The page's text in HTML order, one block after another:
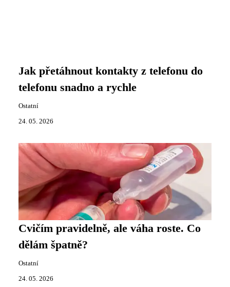
Jak přetáhnout kontakty z telefonu do
telefonu snadno a rychle
Ostatní
24. 05. 2026
Cvičím pravidelně, ale váha roste. Co
dělám špatně?
Ostatní
24. 05. 2026